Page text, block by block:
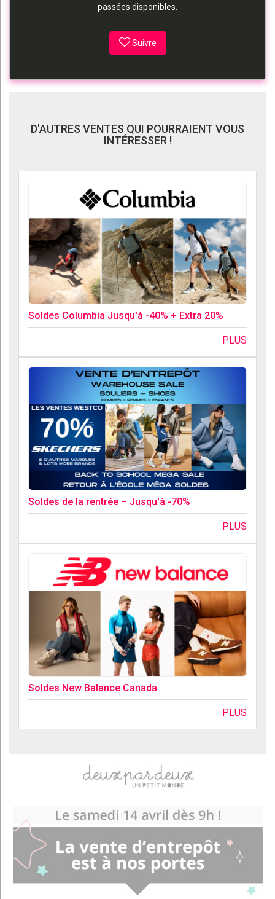
passées disponibles.
Suivre
D'AUTRES VENTES QUI POURRAIENT VOUS
INTÉRESSER !
Soldes Columbia Jusqu'à -40% + Extra 20%
PLUS
Soldes de la rentrée – Jusqu'à -70%
PLUS
Soldes New Balance Canada
PLUS